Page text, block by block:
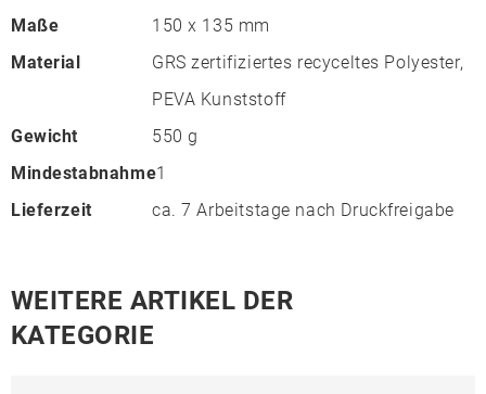
Maße
150 x 135 mm
Material
GRS zertifiziertes recyceltes Polyester,
PEVA Kunststoff
Gewicht
550 g
Mindestabnahme1
Lieferzeit
ca. 7 Arbeitstage nach Druckfreigabe
WEITERE ARTIKEL DER
KATEGORIE